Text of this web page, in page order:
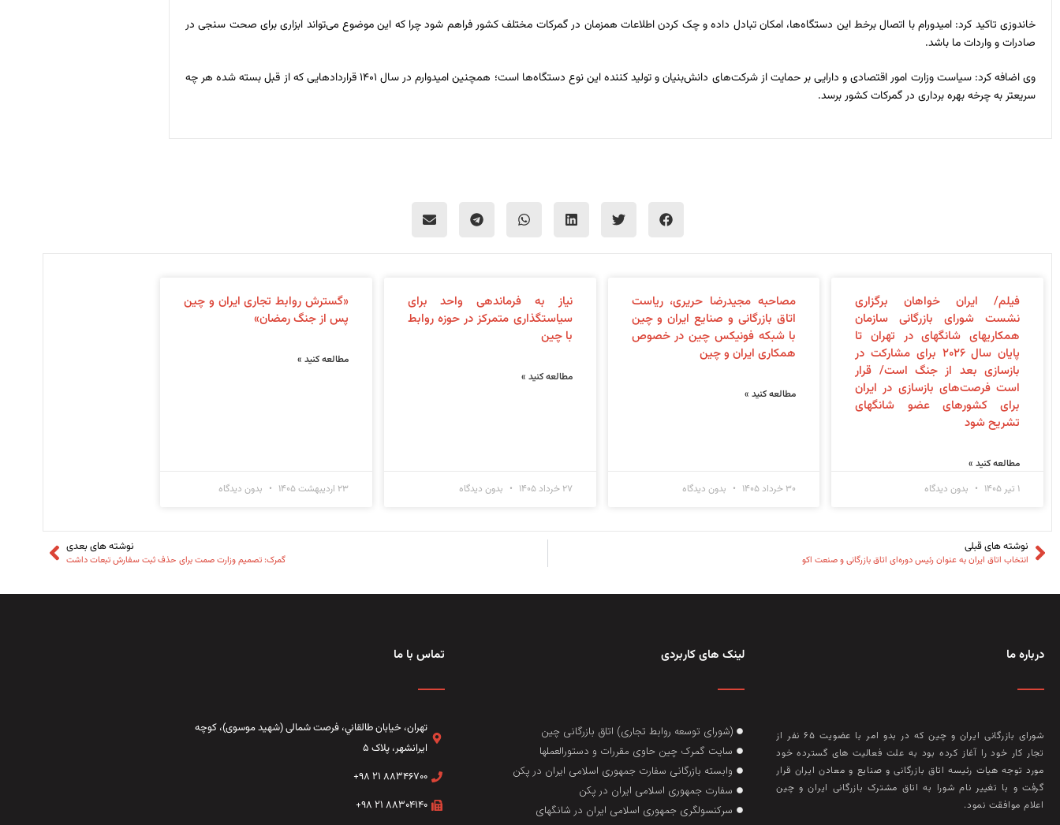
خاندوزی تاکید کرد: امیدورام با اتصال برخط این دستگاه‌ها، امکان تبادل داده و چک کردن اطلاعات همزمان در گمرکات مختلف کشور فراهم شود چرا که این موضوع می‌تواند ابزاری برای صحت سنجی در
صادرات و واردات ما باشد.
وی اضافه کرد: سیاست وزارت امور اقتصادی و دارایی بر حمایت از شرکت‌های دانش‌بنیان و تولید کننده این نوع دستگاه‌ها است؛ همچنین امیدوارم در سال ۱۴۰۱ قرارداد‌هایی که از قبل بسته شده هر چه
سریعتر به چرخه بهره برداری در گمرکات کشور برسد.
فیلم/ ایران خواهان برگزاری
نشست شورای بازرگانی سازمان
همکاری‎های شانگهای در تهران تا
پایان سال ۲۰۲۶ برای مشارکت در
بازسازی بعد از جنگ است/ قرار
است فرصت‌های بازسازی در ایران
برای کشورهای عضو شانگهای
تشریح شود
مطالعه کنید »
۱ تیر ۱۴۰۵
بدون دیدگاه
مصاحبه مجیدرضا حریری، ریاست
اتاق بازرگانی و صنایع ایران و چین
با شبکه فونیکس چین در خصوص
همکاری ایران و چین
مطالعه کنید »
۳۰ خرداد ۱۴۰۵ بدون دیدگاه
نیاز به فرماندهی واحد برای
سیاستگذاری متمرکز در حوزه روابط
با چین
مطالعه کنید »
۲۷ خرداد ۱۴۰۵ بدون دیدگاه
«گسترش روابط تجاری ایران و چین
پس از جنگ رمضان»
مطالعه کنید »
۲۳ اردیبهشت ۱۴۰۵ بدون دیدگاه
نوشته های قبلی
انتخاب اتاق ایران به عنوان رئیس دوره‌ای اتاق بازرگانی و صنعت اکو
نوشته های بعدی
گمرک: تصمیم وزارت صمت برای حذف ثبت سفارش تبعات داشت
درباره ما
شورای بازرگانی ایران و چین که در بدو امر با عضويت ۶۵ نفر از
تجار کار خود را آغاز کرده بود به علت فعاليت‌ های گسترده خود
مورد توجه هيات رئيسه اتاق بازرگانی و صنايع و معادن ايران قرار
گرفت و با تغيير نام شورا به اتاق مشترک بازرگانی ايران و چين
اعلام موافقت نمود.
لینک های کاربردی
(شورای توسعه روابط تجاری) اتاق بازرگانی چین
سایت گمرک چین حاوی مقررات و دستورالعملها
وابسته بازرگانی سفارت جمهوری اسلامی ایران در پکن
سفارت جمهوری اسلامی ایران در پکن
سرکنسولگری جمهوری اسلامی ایران در شانگهای
تماس با ما
تهران، خيابان طالقاني،‌ فرصت شمالی (شهید موسوی)، کوچه
ایرانشهر، پلاک ۵
۸۸۳۴۶۷۰۰ ۲۱ ۹۸+
۸۸۳۰۴۱۴۰ ۲۱ ۹۸+